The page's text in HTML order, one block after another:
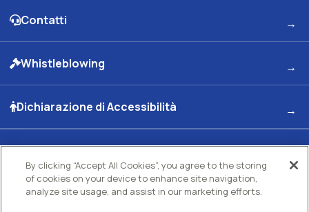
Contatti
Whistleblowing
Dichiarazione di Accessibilità
Kuwait Petroleum Italia S.p.A
Sede legale e Uffici: Viale dell'Oceano Indiano 13 00144 - ROMA
Partita Iva 00891951006 C.F. 00435970587 C.S. Euro 130.000.000 int. vers. R.E.A di
Roma N.73832 Uff. Reg. Imprese di Roma
By clicking “Accept All Cookies”, you agree to the storing
of cookies on your device to enhance site navigation,
analyze site usage, and assist in our marketing efforts.